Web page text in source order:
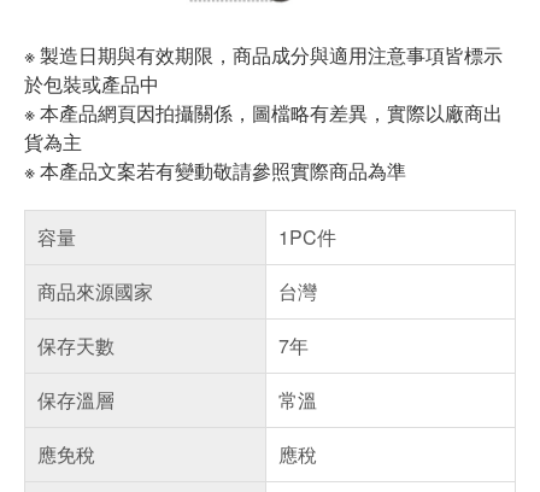
※ 製造日期與有效期限，商品成分與適用注意事項皆標示
於包裝或產品中
※ 本產品網頁因拍攝關係，圖檔略有差異，實際以廠商出
貨為主
※ 本產品文案若有變動敬請參照實際商品為準
容量
1PC件
商品來源國家
台灣
保存天數
7年
保存溫層
常溫
應免稅
應稅